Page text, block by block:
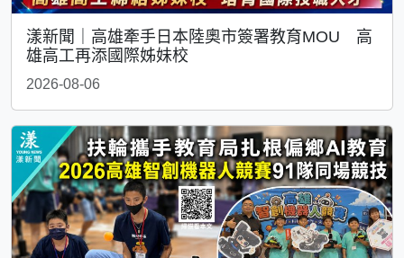
漾新聞｜高雄牽手日本陸奧市簽署教育MOU 高
雄高工再添國際姊妹校
2026-08-06